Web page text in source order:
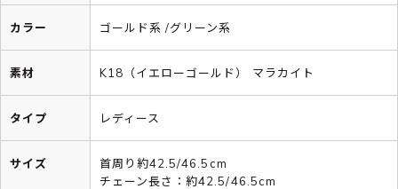
カラー ゴールド系 /グリーン系
素材 K18（イエローゴールド） マラカイト
タイプ レディース
サイズ
首周り約42.5/46.5cm
チェーン長さ：約42.5/46.5cm